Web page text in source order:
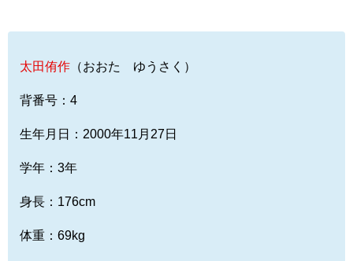
太田侑作 （おおた ゆうさく）
背番号：4
生年月日：2000年11月27日
学年：3年
身長：176cm
体重：69kg